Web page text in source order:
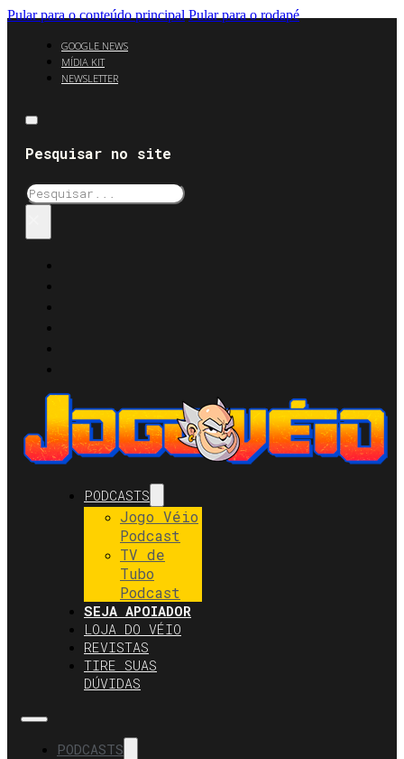
Pular para o conteúdo principal Pular para o rodapé
GOOGLE NEWS
MÍDIA KIT
NEWSLETTER
Pesquisar no site
Pesquisar
PODCASTS
Jogo Véio
Podcast
TV de
Tubo
Podcast
SEJA APOIADOR
LOJA DO VÉIO
REVISTAS
TIRE SUAS
DÚVIDAS
PODCASTS